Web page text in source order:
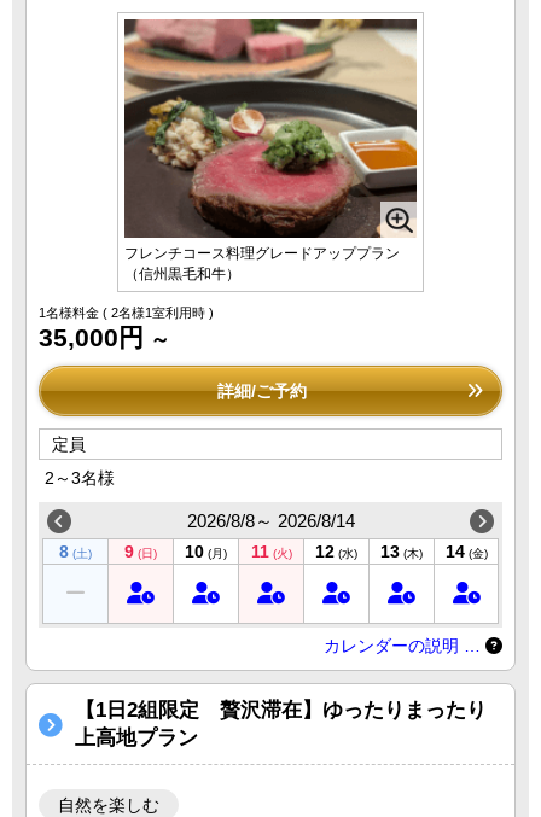
フレンチコース料理グレードアッププラン
（信州黒毛和牛）
1名様料金 ( 2名様1室利用時 )
35,000円 ～
詳細/ご予約
定員
2～3名様
2026/8/8～ 2026/8/14
8 (土) 9 (日) 10 (月) 11 (火) 12 (水) 13 (木) 14 (金)
カレンダーの説明 …
【1日2組限定 贅沢滞在】ゆったりまったり
上高地プラン
自然を楽しむ